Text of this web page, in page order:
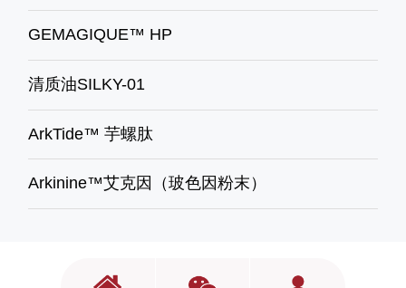
GEMAGIQUE™ HP
清质油SILKY-01
ArkTide™ 芋螺肽
Arkinine™艾克因（玻色因粉末）